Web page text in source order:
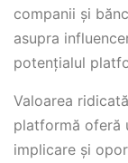
companii și
asupra
potențialul
Valoarea
platformă oferă
implicare și